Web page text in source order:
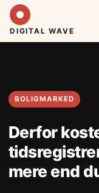
DIGITAL WAVE
BOLIGMARKED
Derfor
mere end